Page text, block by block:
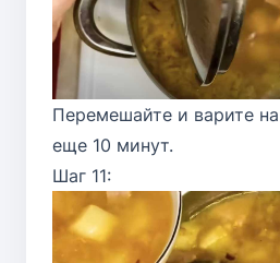
Перемешайте и варите
еще 10 минут.
Шаг 11: